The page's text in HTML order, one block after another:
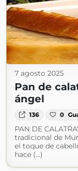
7 agosto 2025
Pan de
ángel
136 0
PAN DE
tradicional de
el toque de
hace (...)